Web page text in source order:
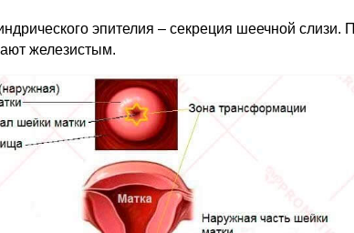
эпителия – секреция шеечной слизи.
железистым.